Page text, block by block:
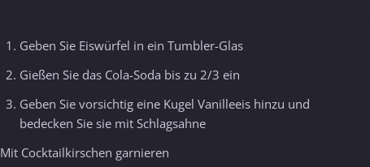
Geben Sie Eiswürfel in ein Tumbler-Glas
Gießen Sie das Cola-Soda bis zu 2/3 ein
Geben Sie vorsichtig eine Kugel Vanilleeis hinzu und
bedecken Sie sie mit Schlagsahne
Mit Cocktailkirschen garnieren